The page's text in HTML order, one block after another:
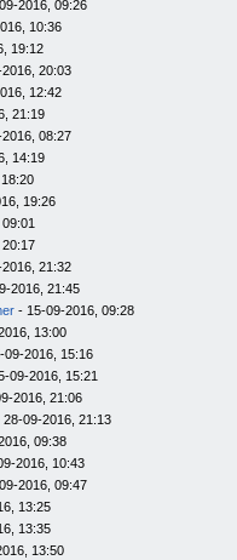
2016, 09:26
10:36
19:12
20:03
12:42
21:19
08:27
14:19
19:26
21:32
2016, 21:45
- 15-09-2016, 09:28
13:00
09-2016, 15:16
09-2016, 15:21
2016, 21:06
28-09-2016, 21:13
09:38
2016, 10:43
2016, 09:47
13:25
13:35
13:50